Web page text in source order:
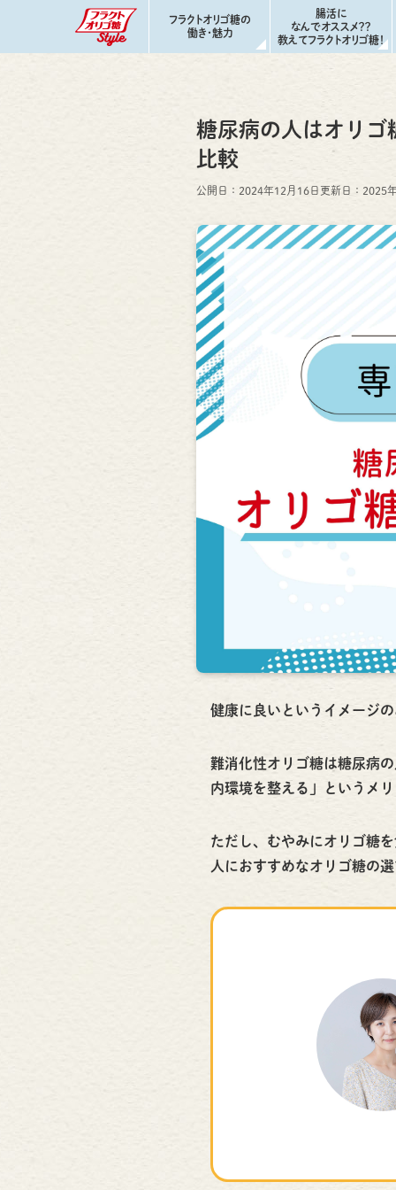
フラクトオリゴ糖の
働き・魅力
もっと教えて フラクトオリゴ糖の魅力
腸活に
なんでオススメ？？
教えてフラクトオリゴ糖！
糖尿病の人はオリゴ
比較
公開日：2024年12月16日 更新日： 2025
健康に良いというイメージ
難消化性オリゴ糖は糖尿病
内環境を整える」というメ
ただし、むやみにオリゴ糖
人におすすめなオリゴ糖の